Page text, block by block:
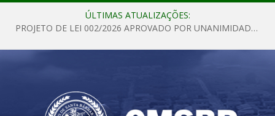
ÚLTIMAS ATUALIZAÇÕES:
PROJETO DE LEI 002/2026 APROVADO POR UNANIMIDADE EM SESSÃO ORDINÁRIA NESTA QUINTA – FEIRA 28 DE MAIO DE 2026